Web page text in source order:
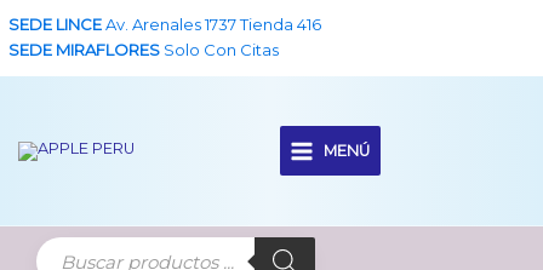
SEDE LINCEAv. Arenales 1737 Tienda 416
SEDE MIRAFLORES Solo Con Citas
Main
MENÚ